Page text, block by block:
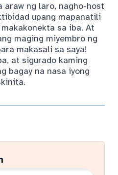
araw ng laro, nagho-host
upang mapanatili
sa iba. At
maging miyembro ng
makasali sa saya!
at sigurado kaming
bagay na nasa iyong